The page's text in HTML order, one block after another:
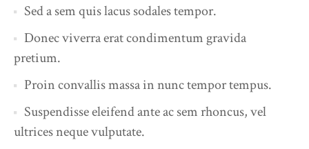
Sed a sem quis lacus sodales tempor.
Donec viverra erat condimentum gravida
pretium.
Proin convallis massa in nunc tempor tempus.
Suspendisse eleifend ante ac sem rhoncus, vel
ultrices neque vulputate.